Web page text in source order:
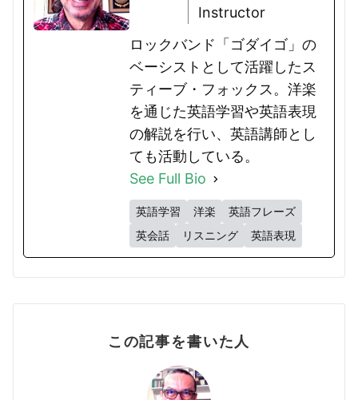
Instructor
ロックバンド「ゴダイゴ」の
ベーシストとして活躍したス
ティーブ・フォックス。洋楽
を通じた英語学習や英語表現
の解説を行い、英語講師とし
ても活動している。
See Full Bio
英語学習 洋楽
英語フレーズ
英会話
リスニング 英語表現
この記事を書いた人